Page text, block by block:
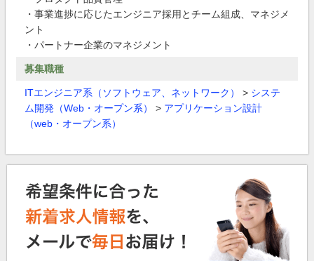
・事業進捗に応じたエンジニア採用とチーム組成、マネジメ
ント
・パートナー企業のマネジメント
募集職種
ITエンジニア系（ソフトウェア、ネットワーク） > システ
ム開発（Web・オープン系）
> アプリケーション設計
（web・オープン系）